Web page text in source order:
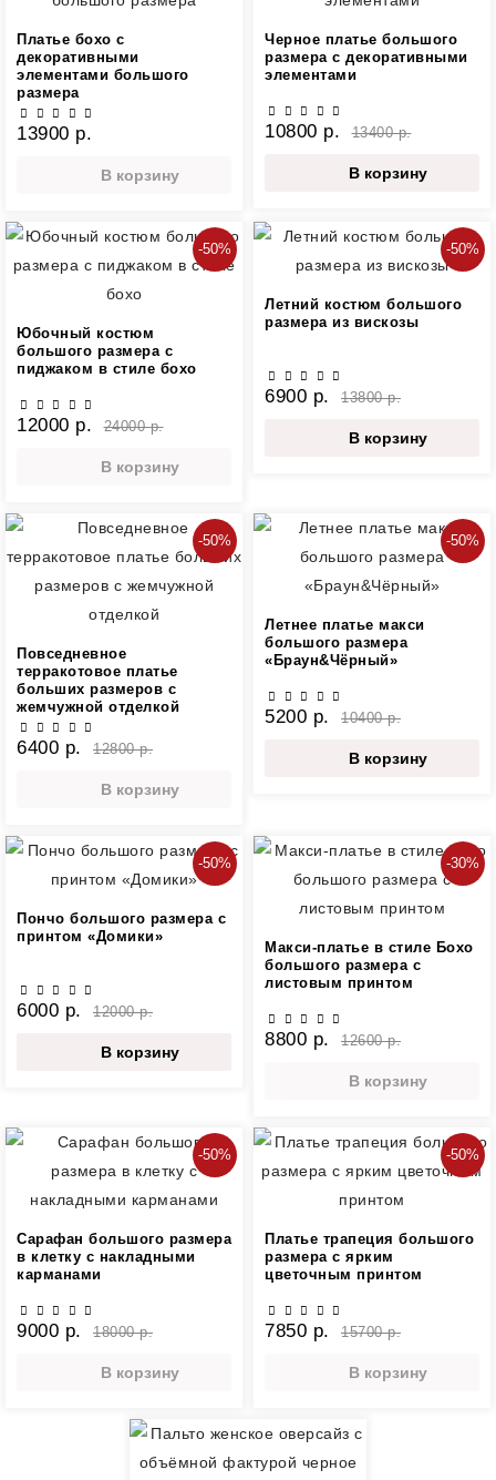
Платье бохо с
декоративными
элементами большого
размера
13900 р.
В корзину
Черное платье большого
размера с декоративными
элементами
10800 р. 13400 р.
В корзину
-50%
Юбочный костюм
большого размера с
пиджаком в стиле бохо
12000 р. 24000 р.
В корзину
-50%
Летний костюм большого
размера из вискозы
6900 р. 13800 р.
В корзину
-50%
Повседневное
терракотовое платье
больших размеров с
жемчужной отделкой
6400 р. 12800 р.
В корзину
-50%
Летнее платье макси
большого размера
«Браун&Чёрный»
5200 р. 10400 р.
В корзину
-50%
Пончо большого размера с
принтом «Домики»
6000 р. 12000 р.
В корзину
-30%
Макси-платье в стиле Бохо
большого размера с
листовым принтом
8800 р. 12600 р.
В корзину
-50%
Сарафан большого размера
в клетку с накладными
карманами
9000 р. 18000 р.
В корзину
-50%
Платье трапеция большого
размера с ярким
цветочным принтом
7850 р. 15700 р.
В корзину